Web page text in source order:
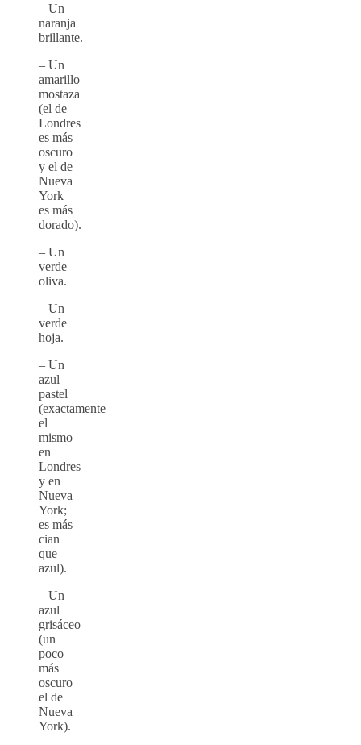
– Un
naranja
brillante.
– Un
amarillo
mostaza
(el de
Londres
es más
oscuro
y el de
Nueva
York
es más
dorado).
– Un
verde
oliva.
– Un
verde
hoja.
– Un
azul
pastel
(exactamente
el
mismo
en
Londres
y en
Nueva
York;
es más
cian
que
azul).
– Un
azul
grisáceo
(un
poco
más
oscuro
el de
Nueva
York).